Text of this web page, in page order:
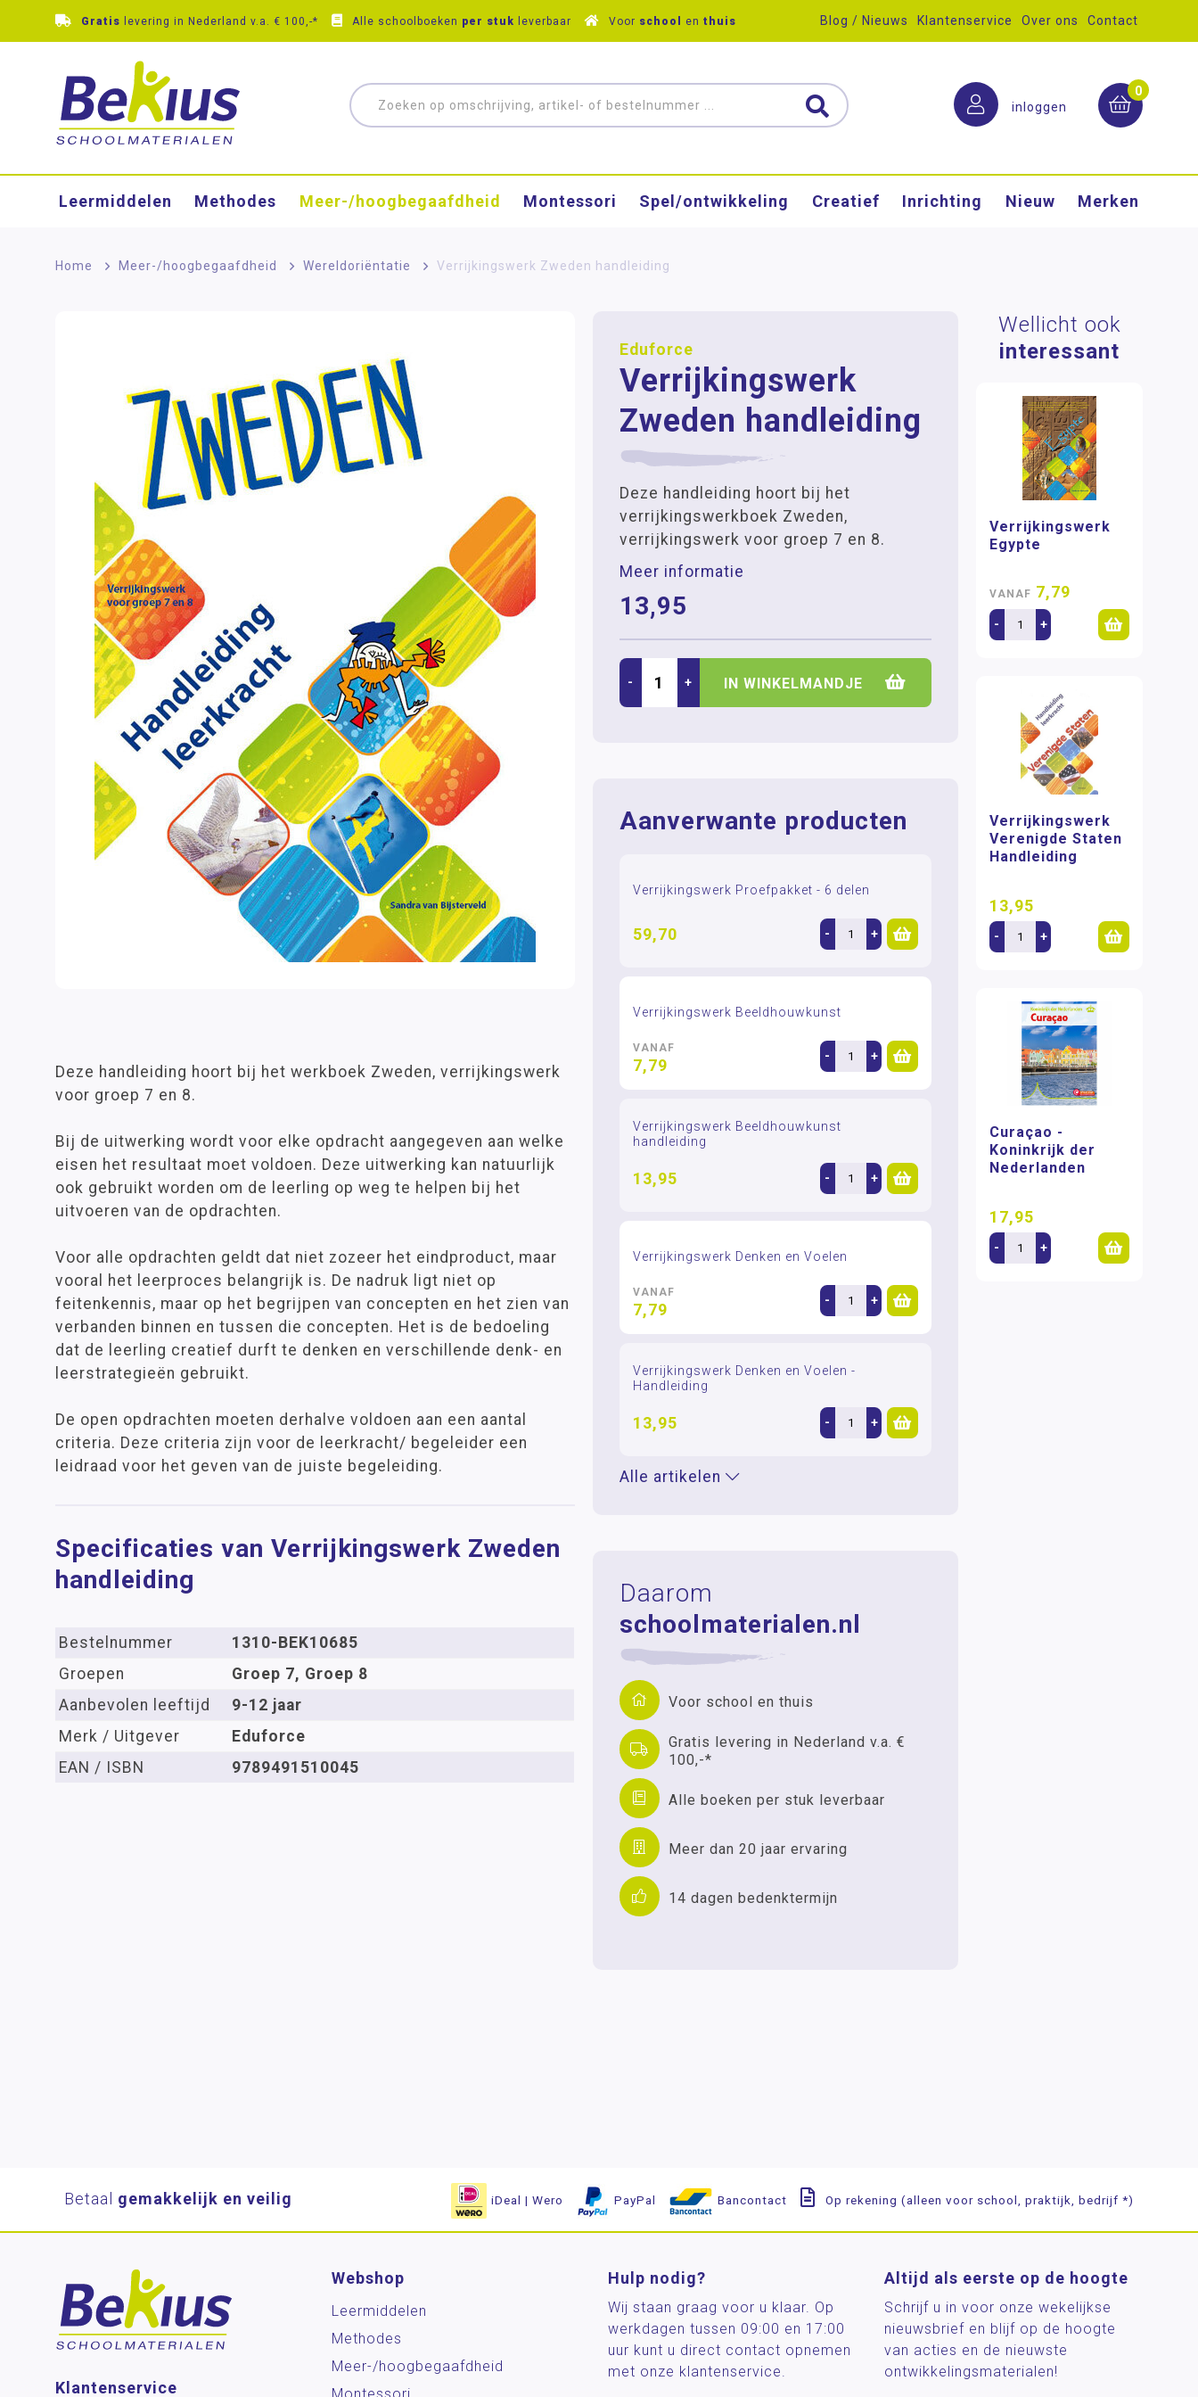
Gratis levering in Nederland v.a. € 100,-* Alle schoolboeken per stuk leverbaar Voor school en thuis Blog / Nieuws Klantenservice Over ons Contact
inloggen
0
Leermiddelen Methodes Meer-/hoog­begaafdheid Montessori Spel/ontwikkeling Creatief Inrichting Nieuw Merken
Home > Meer-/hoog­begaafdheid > Wereldoriëntatie > Verrijkingswerk Zweden handleiding
Eduforce
Verrijkingswerk
Zweden handleiding
Deze handleiding hoort bij het
verrijkingswerkboek Zweden,
verrijkingswerk voor groep 7 en 8.
Meer informatie
13,95
- + IN WINKELMANDJE
Aanverwante producten
Verrijkingswerk Proefpakket - 6 delen
59,70 - +
Verrijkingswerk Beeldhouwkunst
VANAF
7,79 - +
Verrijkingswerk Beeldhouwkunst
handleiding
13,95 - +
Verrijkingswerk Denken en Voelen
VANAF
7,79 - +
Verrijkingswerk Denken en Voelen -
Handleiding
13,95 - +
Alle artikelen
Daarom
schoolmaterialen.nl
Voor school en thuis
Gratis levering in Nederland v.a. €
100,-*
Alle boeken per stuk leverbaar
Meer dan 20 jaar ervaring
14 dagen bedenktermijn
Deze handleiding hoort bij het werkboek Zweden, verrijkingswerk
voor groep 7 en 8.
Bij de uitwerking wordt voor elke opdracht aangegeven aan welke
eisen het resultaat moet voldoen. Deze uitwerking kan natuurlijk
ook gebruikt worden om de leerling op weg te helpen bij het
uitvoeren van de opdrachten.
Voor alle opdrachten geldt dat niet zozeer het eindproduct, maar
vooral het leerproces belangrijk is. De nadruk ligt niet op
feitenkennis, maar op het begrijpen van concepten en het zien van
verbanden binnen en tussen die concepten. Het is de bedoeling
dat de leerling creatief durft te denken en verschillende denk- en
leerstrategieën gebruikt.
De open opdrachten moeten derhalve voldoen aan een aantal
criteria. Deze criteria zijn voor de leerkracht/ begeleider een
leidraad voor het geven van de juiste begeleiding.
Specificaties van Verrijkingswerk Zweden
handleiding
Bestelnummer
1310-BEK10685
Groepen
Groep 7, Groep 8
Aanbevolen leeftijd
9-12 jaar
Merk / Uitgever
Eduforce
EAN / ISBN
9789491510045
Wellicht ook
interessant
Verrijkingswerk
Egypte
VANAF 7,79
- +
Verrijkingswerk
Verenigde Staten
Handleiding
13,95
- +
Curaçao -
Koninkrijk der
Nederlanden
17,95
- +
Betaal gemakkelijk en veilig iDeal | Wero PayPal Bancontact Op rekening (alleen voor school, praktijk, bedrijf *)
Klantenservice
Webshop
Leermiddelen
Methodes
Meer-/hoog­begaafdheid
Hulp nodig?
Wij staan graag voor u klaar. Op
werkdagen tussen 09:00 en 17:00
uur kunt u direct contact opnemen
met onze klantenservice.
Altijd als eerste op de hoogte
Schrijf u in voor onze wekelijkse
nieuwsbrief en blijf op de hoogte
van acties en de nieuwste
ontwikkelingsmaterialen!